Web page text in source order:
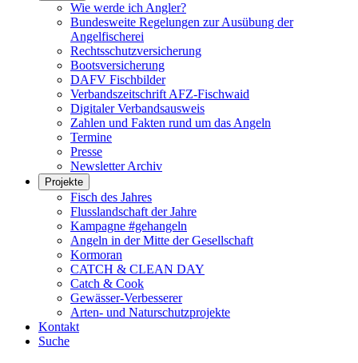
Wie werde ich Angler?
Bundesweite Regelungen zur Ausübung der
Angelfischerei
Rechtsschutzversicherung
Bootsversicherung
DAFV Fischbilder
Verbandszeitschrift AFZ-Fischwaid
Digitaler Verbandsausweis
Zahlen und Fakten rund um das Angeln
Termine
Presse
Newsletter Archiv
Projekte
Fisch des Jahres
Flusslandschaft der Jahre
Kampagne #gehangeln
Angeln in der Mitte der Gesellschaft
Kormoran
CATCH & CLEAN DAY
Catch & Cook
Gewässer-Verbesserer
Arten- und Naturschutzprojekte
Kontakt
Suche